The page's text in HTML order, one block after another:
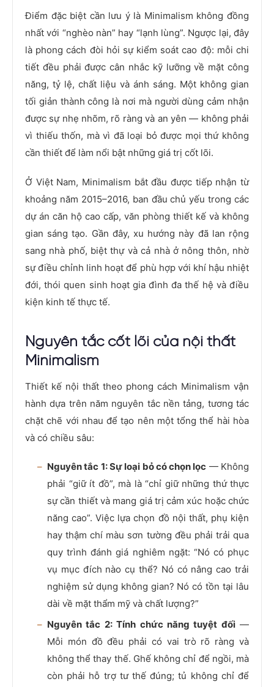
Điểm đặc biệt cần lưu ý là Minimalism không đồng
nhất với “nghèo nàn” hay “lạnh lùng”. Ngược lại, đây
là phong cách đòi hỏi sự kiểm soát cao độ: mỗi chi
tiết đều phải được cân nhắc kỹ lưỡng về mặt công
năng, tỷ lệ, chất liệu và ánh sáng. Một không gian
tối giản thành công là nơi mà người dùng cảm nhận
được sự nhẹ nhõm, rõ ràng và an yên — không phải
vì thiếu thốn, mà vì đã loại bỏ được mọi thứ không
cần thiết để làm nổi bật những giá trị cốt lõi.
Ở Việt Nam, Minimalism bắt đầu được tiếp nhận từ
khoảng năm 2015–2016, ban đầu chủ yếu trong các
dự án căn hộ cao cấp, văn phòng thiết kế và không
gian sáng tạo. Gần đây, xu hướng này đã lan rộng
sang nhà phố, biệt thự và cả nhà ở nông thôn, nhờ
sự điều chỉnh linh hoạt để phù hợp với khí hậu nhiệt
đới, thói quen sinh hoạt gia đình đa thế hệ và điều
kiện kinh tế thực tế.
Nguyên tắc cốt lõi của nội thất
Minimalism
Thiết kế nội thất theo phong cách Minimalism vận
hành dựa trên năm nguyên tắc nền tảng, tương tác
chặt chẽ với nhau để tạo nên một tổng thể hài hòa
và có chiều sâu:
Nguyên tắc 1: Sự loại bỏ có chọn lọc — Không
phải “giữ ít đồ”, mà là “chỉ giữ những thứ thực
sự cần thiết và mang giá trị cảm xúc hoặc chức
năng cao”. Việc lựa chọn đồ nội thất, phụ kiện
hay thậm chí màu sơn tường đều phải trải qua
quy trình đánh giá nghiêm ngặt: “Nó có phục
vụ mục đích nào cụ thể? Nó có nâng cao trải
nghiệm sử dụng không gian? Nó có tồn tại lâu
dài về mặt thẩm mỹ và chất lượng?”
Nguyên tắc 2: Tính chức năng tuyệt đối—
Mỗi món đồ đều phải có vai trò rõ ràng và
không thể thay thế. Ghế không chỉ để ngồi, mà
còn phải hỗ trợ tư thế đúng; tủ không chỉ để